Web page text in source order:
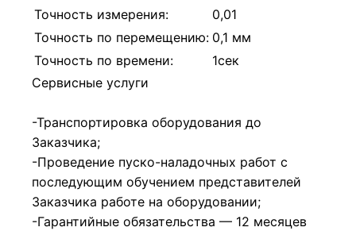
Точность измерения:
0,01
Точность по перемещению: 0,1 мм
Точность по времени:
1сек
Сервисные услуги
-Транспортировка оборудования до
Заказчика;
-Проведение пуско-наладочных работ с
последующим обучением представителей
Заказчика работе на оборудовании;
-Гарантийные обязательства — 12 месяцев